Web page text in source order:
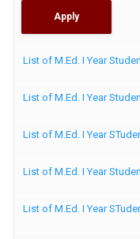
List of M.Ed. I Year
List of M.Ed. I Year
List of M.Ed. I Year
List of M.Ed. I Year
List of M.Ed. I Year